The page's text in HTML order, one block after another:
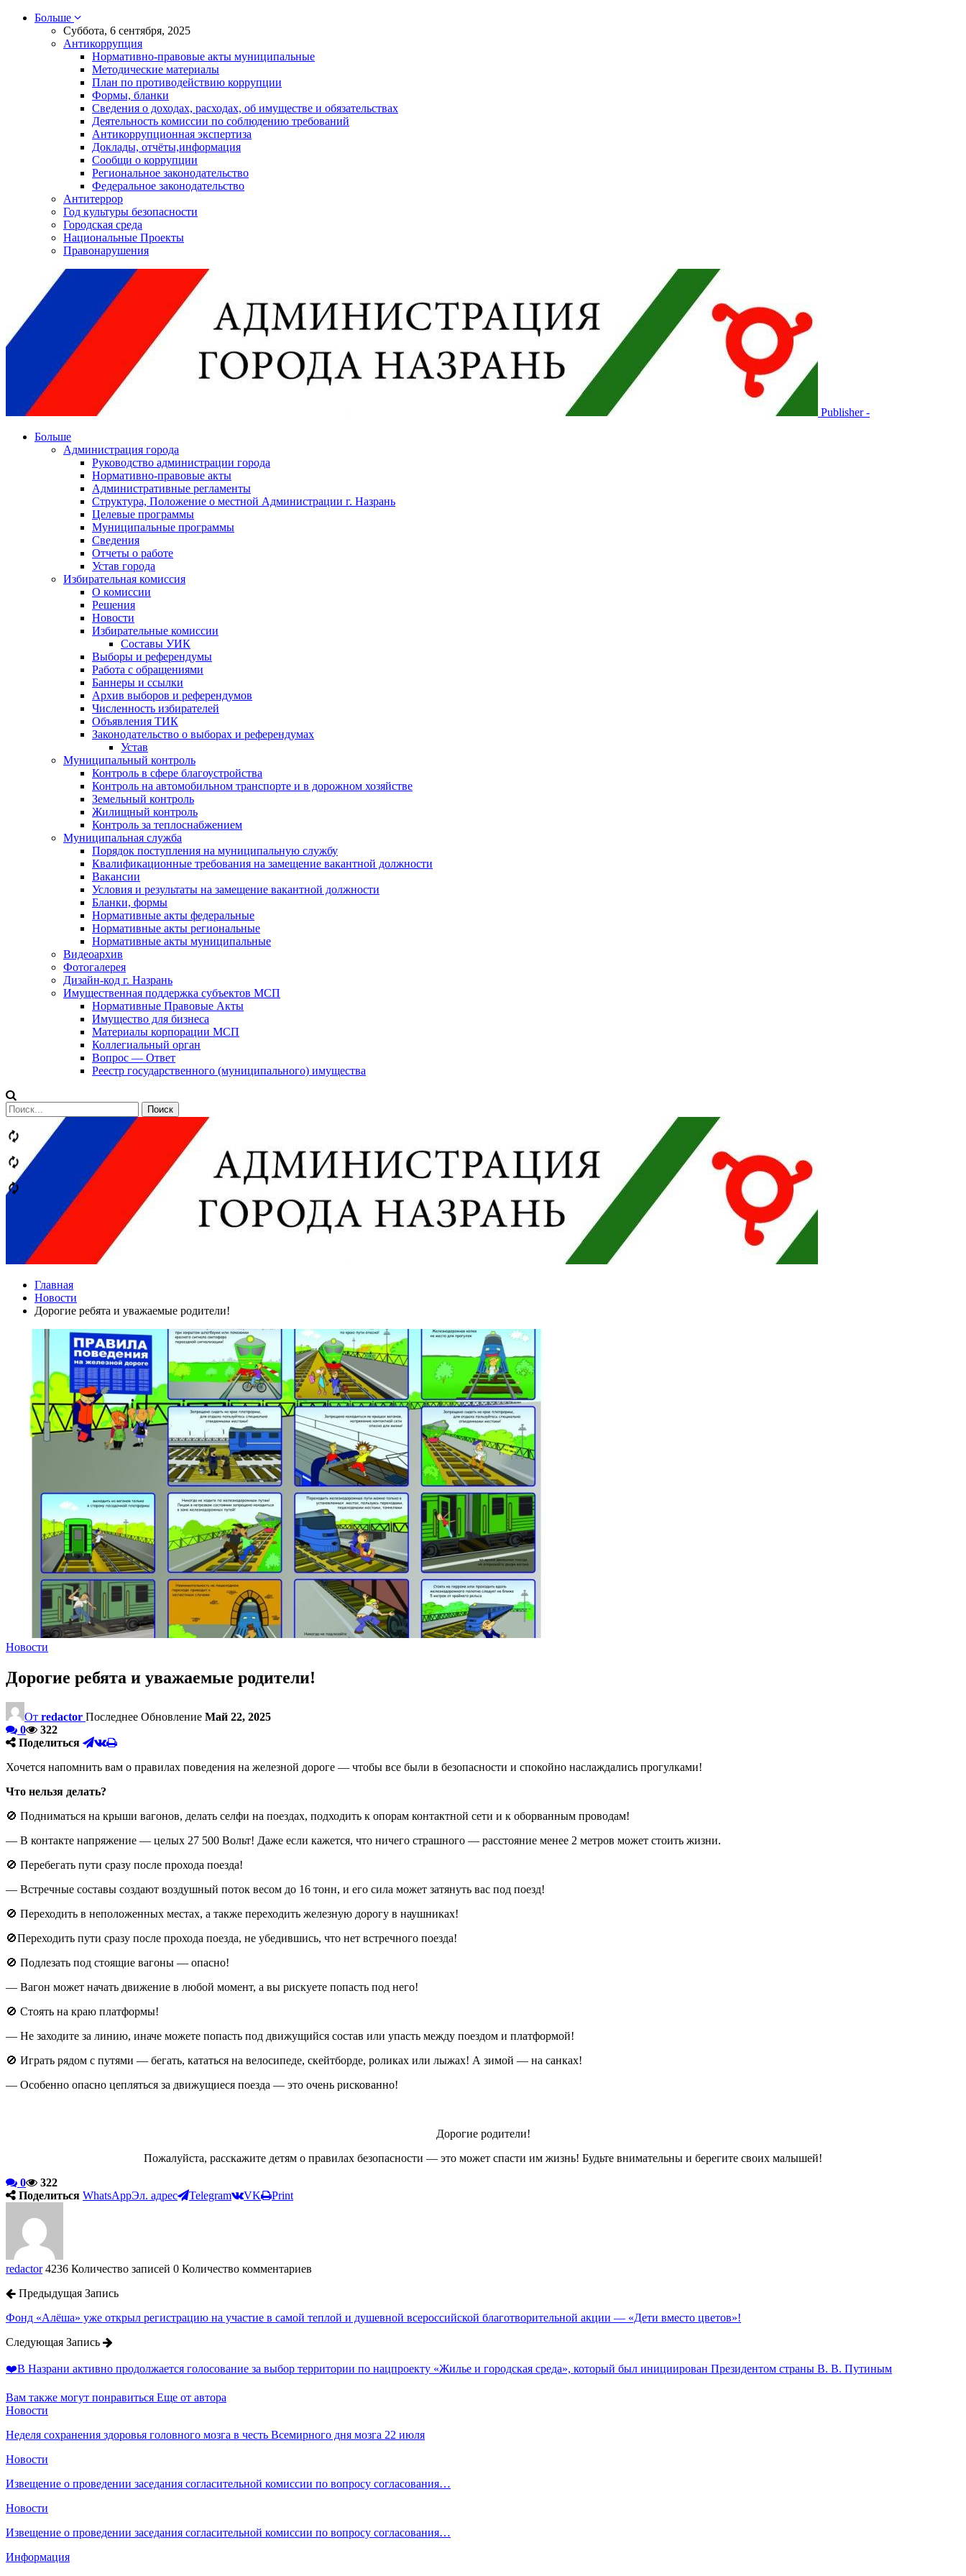
Больше
Суббота, 6 сентября, 2025
Антикоррупция
Нормативно-правовые акты муниципальные
Методические материалы
План по противодействию коррупции
Формы, бланки
Сведения о доходах, расходах, об имуществе и обязательствах
Деятельность комиссии по соблюдению требований
Антикоррупционная экспертиза
Доклады, отчёты,информация
Сообщи о коррупции
Региональное законодательство
Федеральное законодательство
Антитеррор
Год культуры безопасности
Городская среда
Национальные Проекты
Правонарушения
Publisher -
Больше
Администрация города
Руководство администрации города
Нормативно-правовые акты
Административные регламенты
Структура, Положение о местной Администрации г. Назрань
Целевые программы
Муниципальные программы
Сведения
Отчеты о работе
Устав города
Избирательная комиссия
О комиссии
Решения
Новости
Избирательные комиссии
Составы УИК
Выборы и референдумы
Работа с обращениями
Баннеры и ссылки
Архив выборов и референдумов
Численность избирателей
Объявления ТИК
Законодательство о выборах и референдумах
Устав
Муниципальный контроль
Контроль в сфере благоустройства
Контроль на автомобильном транспорте и в дорожном хозяйстве
Земельный контроль
Жилищный контроль
Контроль за теплоснабжением
Муниципальная служба
Порядок поступления на муниципальную службу
Квалификационные требования на замещение вакантной должности
Вакансии
Условия и результаты на замещение вакантной должности
Бланки, формы
Нормативные акты федеральные
Нормативные акты региональные
Нормативные акты муниципальные
Видеоархив
Фотогалерея
Дизайн-код г. Назрань
Имущественная поддержка субъектов МСП
Нормативные Правовые Акты
Имущество для бизнеса
Материалы корпорации МСП
Коллегиальный орган
Вопрос — Ответ
Реестр государственного (муниципального) имущества
Сообщений
категории
Теги
Главная
Новости
Дорогие ребята и уважаемые родители!
Новости
Дорогие ребята и уважаемые родители!
От redactor Последнее Обновление Май 22, 2025
0
322
Поделиться
Хочется напомнить вам о правилах поведения на железной дороге — чтобы все были в безопасности и спокойно наслаждались прогулками!
Что нельзя делать?
🚫 Подниматься на крыши вагонов, делать селфи на поездах, подходить к опорам контактной сети и к оборванным проводам!
— В контакте напряжение — целых 27 500 Вольт! Даже если кажется, что ничего страшного — расстояние менее 2 метров может стоить жизни.
🚫 Перебегать пути сразу после прохода поезда!
— Встречные составы создают воздушный поток весом до 16 тонн, и его сила может затянуть вас под поезд!
🚫 Переходить в неположенных местах, а также переходить железную дорогу в наушниках!
🚫Переходить пути сразу после прохода поезда, не убедившись, что нет встречного поезда!
🚫 Подлезать под стоящие вагоны — опасно!
— Вагон может начать движение в любой момент, а вы рискуете попасть под него!
🚫 Стоять на краю платформы!
— Не заходите за линию, иначе можете попасть под движущийся состав или упасть между поездом и платформой!
🚫 Играть рядом с путями — бегать, кататься на велосипеде, скейтборде, роликах или лыжах! А зимой — на санках!
— Особенно опасно цепляться за движущиеся поезда — это очень рискованно!
Дорогие родители!
Пожалуйста, расскажите детям о правилах безопасности — это может спасти им жизнь! Будьте внимательны и берегите своих малышей!
0
322
Поделиться WhatsAppЭл. адрес Telegram VK Print
redactor 4236 Количество записей 0 Количество комментариев
Предыдущая Запись
Фонд «Алёша» уже открыл регистрацию на участие в самой теплой и душевной всероссийской благотворительной акции — «Дети вместо цветов»!
Следующая Запись
❤️В Назрани активно продолжается голосование за выбор территории по нацпроекту «Жилье и городская среда», который был инициирован Президентом страны В. В. Путиным
Вам также могут понравиться Еще от автора
Новости
Неделя сохранения здоровья головного мозга в честь Всемирного дня мозга 22 июля
Новости
Извещение о проведении заседания согласительной комиссии по вопросу согласования…
Новости
Извещение о проведении заседания согласительной комиссии по вопросу согласования…
Информация